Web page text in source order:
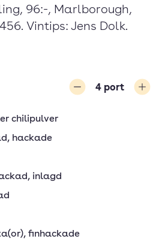
96:-, Marlborough,
Vintips: Jens Dolk.
4 port
chilipulver
, hackade
inlagd
, finhackade